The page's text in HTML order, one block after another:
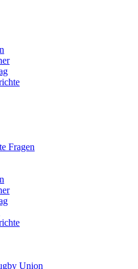
Fragen
Union